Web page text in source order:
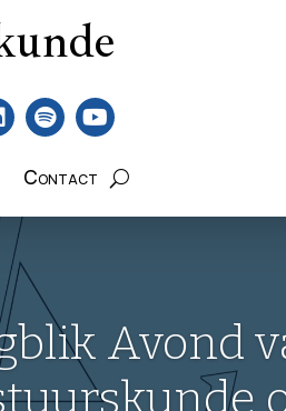
Contact